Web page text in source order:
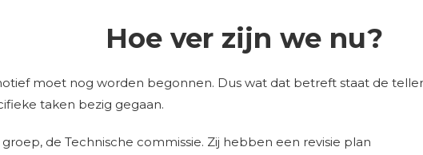
Hoe ver zijn we nu?
moet nog worden begonnen. Dus wat dat betreft staat de
taken bezig gegaan.
de Technische commissie. Zij hebben een revisie plan